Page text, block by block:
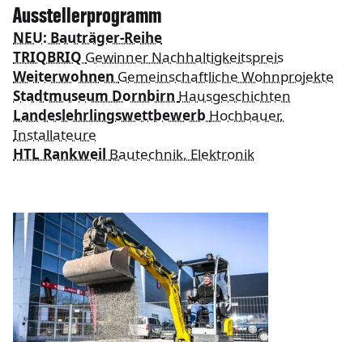
Ausstellerprogramm
NEU: Bauträger-Reihe
TRIQBRIQ Gewinner Nachhaltigkeitspreis
Weiterwohnen Gemeinschaftliche Wohnprojekte
Stadtmuseum Dornbirn Hausgeschichten
Landeslehrlingswettbewerb Hochbauer,
Installateure
HTL Rankweil Bautechnik, Elektronik